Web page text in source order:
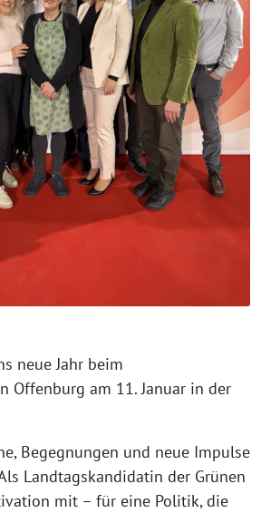
neue Jahr beim
Offenburg am 11. Januar in der
Begegnungen und neue Impulse
Landtagskandidatin der Grünen
mit – für eine Politik, die